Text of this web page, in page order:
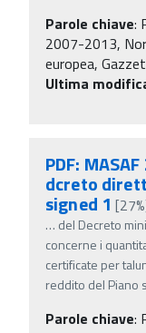
Parole chiave:
2007-2013,
europea,
Ultima
PDF:
dcreto
signed 1
… del Decreto
concerne i
certificate per
reddito del Piano
Parole chiave: